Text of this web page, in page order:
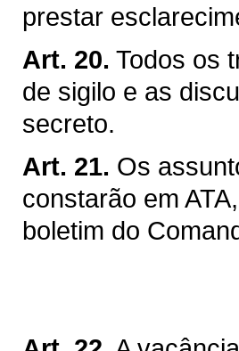
prestar
Art. 20. Todos os
de sigilo e as
secreto.
Art. 21. Os
constarão em
boletim do